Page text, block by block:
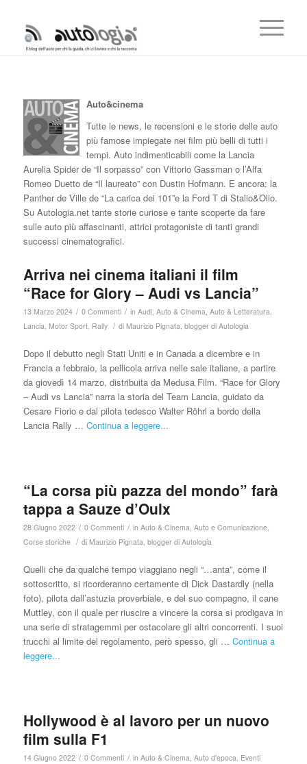
Auto&cinema
Tutte le news, le recensioni e le storie delle auto
più famose impiegate nei film più belli di tutti i
tempi. Auto indimenticabili come la Lancia
Aurelia Spider de “Il sorpasso” con Vittorio Gassman o l’Alfa
Romeo Duetto de “Il laureato” con Dustin Hofmann. E ancora: la
Panther de Ville de “La carica dei 101”e la Ford T di Stalio&Olio.
Su Autologia.net tante storie curiose e tante scoperte da fare
sulle auto più affascinanti, attrici protagoniste di tanti grandi
successi cinematografici.
Arriva nei cinema italiani il film
“Race for Glory – Audi vs Lancia”
13 Marzo 2024 / 0 Commenti / in Audi, Auto & Cinema, Auto & Letteratura,
Lancia, Motor Sport, Rally / di Maurizio Pignata, blogger di Autologia
Dopo il debutto negli Stati Uniti e in Canada a dicembre e in
Francia a febbraio, la pellicola arriva nelle sale italiane, a partire
da giovedì 14 marzo, distribuita da Medusa Film. “Race for Glory
– Audi vs Lancia” narra la storia del Team Lancia, guidato da
Cesare Fiorio e dal pilota tedesco Walter Röhrl a bordo della
Lancia Rally … Continua a leggere...
“La corsa più pazza del mondo” farà
tappa a Sauze d’Oulx
28 Giugno 2022 / 0 Commenti / in Auto & Cinema, Auto e Comunicazione,
Corse storiche / di Maurizio Pignata, blogger di Autologia
Quelli che da qualche tempo viaggiano negli “…anta”, come il
sottoscritto, si ricorderanno certamente di Dick Dastardly (nella
foto), pilota dall’astuzia proverbiale, e del suo compagno, il cane
Muttley, con il quale per riuscire a vincere la corsa si prodigava in
una serie di stratagemmi per ostacolare gli altri concorrenti. I suoi
trucchi al limite del regolamento, però spesso, gli … Continua a
leggere...
Hollywood è al lavoro per un nuovo
film sulla F1
14 Giugno 2022 / 0 Commenti / in Auto & Cinema, Auto d'epoca, Eventi